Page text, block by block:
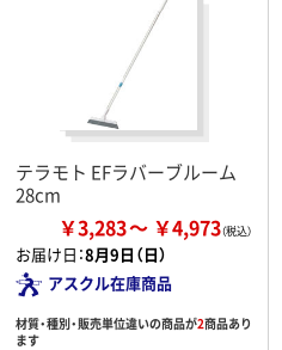
テラモト EFラバーブルーム
28cm
￥3,283 ￥4,973
お届け日：8月9日（日）
アスクル在庫商品
材質・種別・販売単位違いの商品が2商品あり
ます